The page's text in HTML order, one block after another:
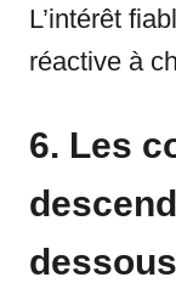
L’intérêt
réactive à
6. Les